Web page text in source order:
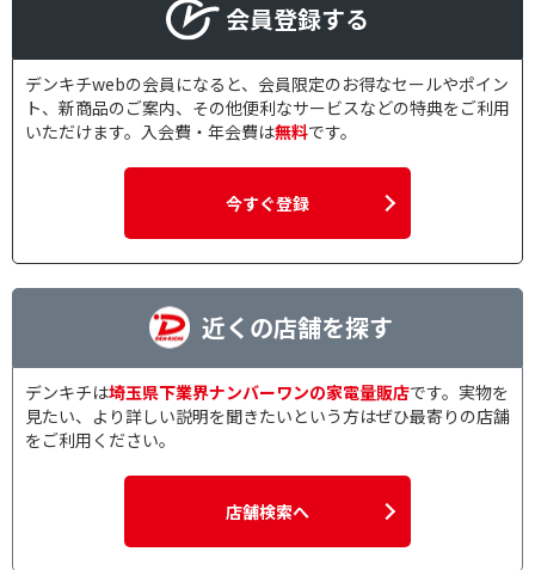
会員登録する
デンキチwebの会員になると、会員限定のお得なセールやポイン
ト、新商品のご案内、その他便利なサービスなどの特典をご利用
いただけます。入会費・年会費は無料です。
今すぐ登録
近くの店舗を探す
デンキチは埼玉県下業界ナンバーワンの家電量販店です。実物を
見たい、より詳しい説明を聞きたいという方はぜひ最寄りの店舗
をご利用ください。
店舗検索へ